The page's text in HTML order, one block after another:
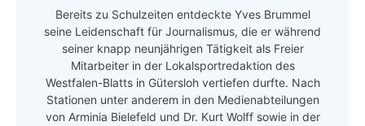
Bereits zu Schulzeiten entdeckte Yves Brummel
seine Leidenschaft für Journalismus, die er während
seiner knapp neunjährigen Tätigkeit als Freier
Mitarbeiter in der Lokalsportredaktion des
Westfalen-Blatts in Gütersloh vertiefen durfte. Nach
Stationen unter anderem in den Medienabteilungen
von Arminia Bielefeld und Dr. Kurt Wolff sowie in der